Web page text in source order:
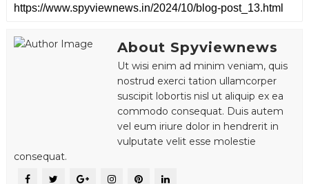
About Spyviewnews
Ut wisi enim ad minim veniam, quis
nostrud exerci tation ullamcorper
suscipit lobortis nisl ut aliquip ex ea
commodo consequat. Duis autem
vel eum iriure dolor in hendrerit in
vulputate velit esse molestie
consequat.